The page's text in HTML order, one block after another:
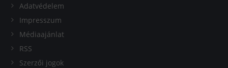
Adatvédelem
Impresszum
Médiaajánlat
RSS
Szerzői jogok